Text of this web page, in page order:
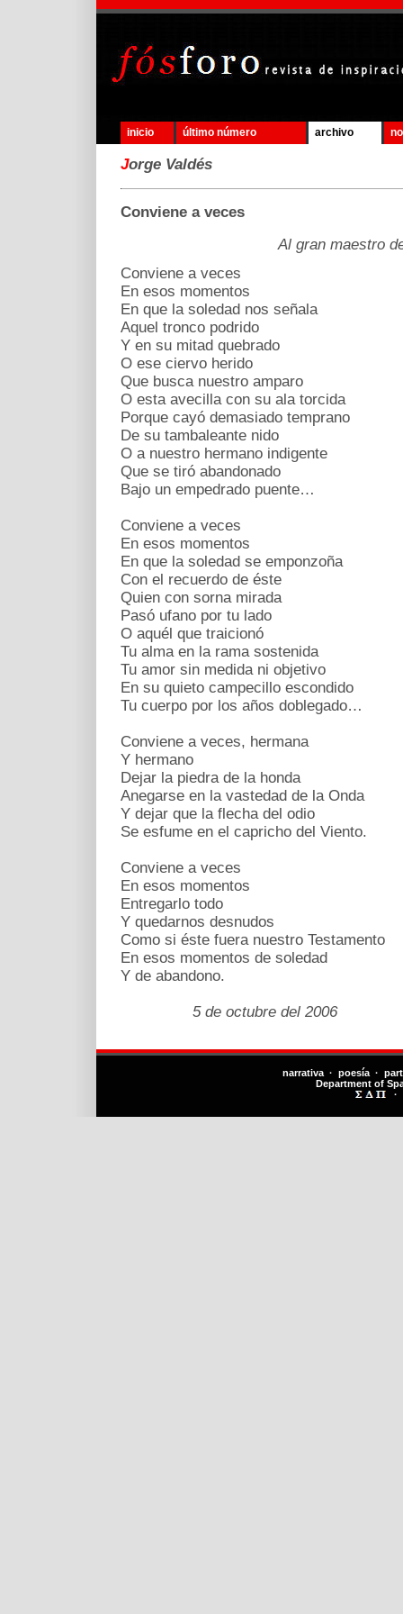
inicio último número archivo
Jorge Valdés
Conviene a veces
Al gran maestro del
Conviene a veces
En esos momentos
En que la soledad nos señala
Aquel tronco podrido
Y en su mitad quebrado
O ese ciervo herido
Que busca nuestro amparo
O esta avecilla con su ala torcida
Porque cayó demasiado temprano
De su tambaleante nido
O a nuestro hermano indigente
Que se tiró abandonado
Bajo un empedrado puente…
Conviene a veces
En esos momentos
En que la soledad se emponzoña
Con el recuerdo de éste
Quien con sorna mirada
Pasó ufano por tu lado
O aquél que traicionó
Tu alma en la rama sostenida
Tu amor sin medida ni objetivo
En su quieto campecillo escondido
Tu cuerpo por los años doblegado…
Conviene a veces, hermana
Y hermano
Dejar la piedra de la honda
Anegarse en la vastedad de la Onda
Y dejar que la flecha del odio
Se esfume en el capricho del Viento.
Conviene a veces
En esos momentos
Entregarlo todo
Y quedarnos desnudos
Como si éste fuera nuestro Testamento
En esos momentos de soledad
Y de abandono.
5 de octubre del 2006
narrativa · poesía ·
Department of
·